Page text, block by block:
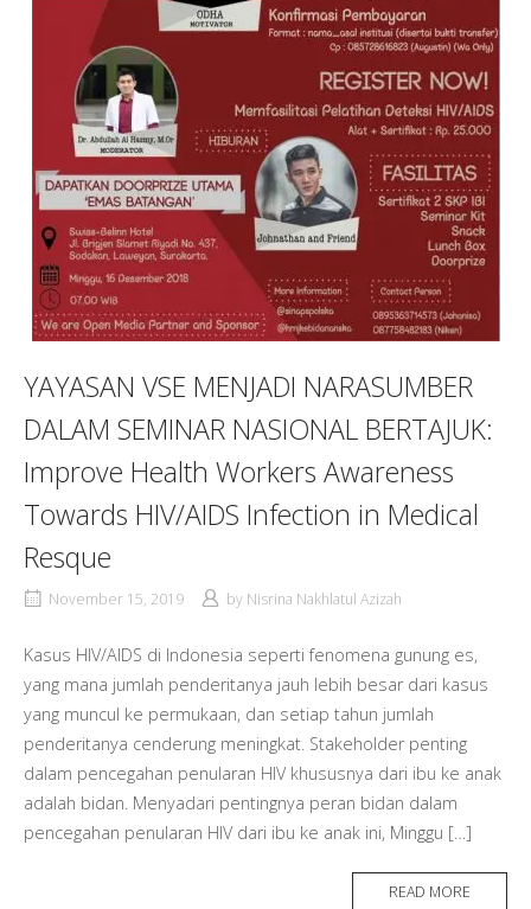
YAYASAN VSE MENJADI NARASUMBER
DALAM SEMINAR NASIONAL BERTAJUK:
Improve Health Workers Awareness
Towards HIV/AIDS Infection in Medical
Resque
November 15, 2019 by Nisrina Nakhlatul Azizah
Kasus HIV/AIDS di Indonesia seperti fenomena gunung es,
yang mana jumlah penderitanya jauh lebih besar dari kasus
yang muncul ke permukaan, dan setiap tahun jumlah
penderitanya cenderung meningkat. Stakeholder penting
dalam pencegahan penularan HIV khususnya dari ibu ke anak
adalah bidan. Menyadari pentingnya peran bidan dalam
pencegahan penularan HIV dari ibu ke anak ini, Minggu […]
READ MORE